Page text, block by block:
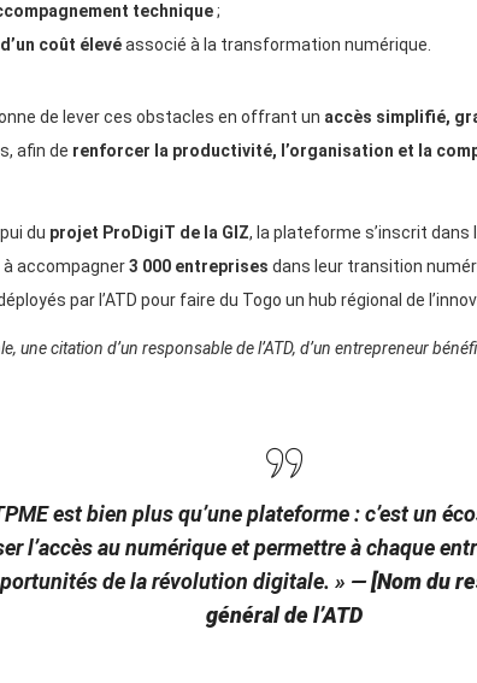
technique;
coût élevéassocié à la transformation numérique.
de lever ces obstacles en offrant un accès simplifié,
afin de renforcer la productivité, l’organisation et la
du projet ProDigiT de la GIZ, la plateforme s’inscrit dans
à accompagner3 000 entreprises dans leur transition
par l’ATD pour faire du Togo un hub régional de
une citation d’un responsable de l’ATD, d’un entrepreneur
est bien plus qu’une plateforme : c’est un
l’accès au numérique et permettre à chaque
de la révolution digitale. » —[Nom du
général de l’ATD